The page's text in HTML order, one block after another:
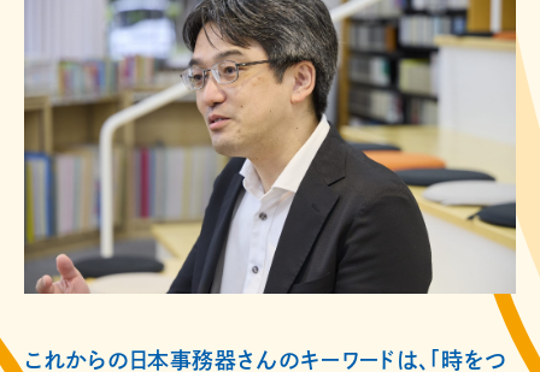
これからの日本事務器さんのキーワードは、「時をつ